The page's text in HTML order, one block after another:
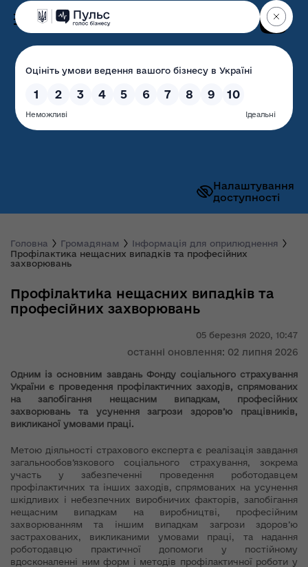
Налаштування
доступності
Волинська обласна
державна адміністрація
Головна Громадянам
Інформація для оприлюднення
Профілактика нещасних випадків та професійних
захворювань
05 березня 2020, 10:47
останні оновлення: 02 липня 2026
Профілактика нещасних випадків та
професійних захворювань
Одним із основним завдань Фонду соціального страхування
України є проведення профілактичних заходів, спрямованих
на запобігання нещасним випадкам, професійних
захворювань та усунення загрози здоров’ю працівників,
викликаної умовами праці.
Метою діяльності страхового експерта є реалізація завдання
загальнообов’язкового соціального страхування, зокрема
участь у забезпеченні проведення роботодавцем
профілактичних та інших заходів, спрямованих на усунення
шкідливих і небезпечних виробничих факторів, запобігання
нещасним випадкам на виробництві, професійним
захворюванням та іншим випадкам загрози здоров’ю
застрахованих, викликаними умовами праці, та надання
роботодавцю практичної допомоги у постійному
вдосконаленні ним форм і методів профілактичної роботи у